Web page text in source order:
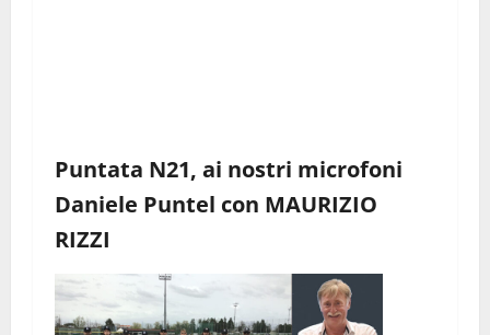
Puntata N21, ai nostri microfoni
Daniele Puntel con MAURIZIO
RIZZI